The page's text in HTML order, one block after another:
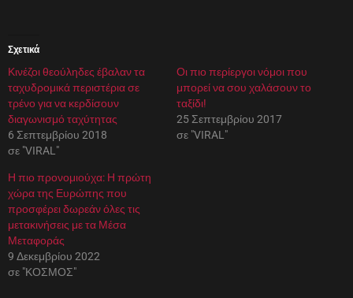
α
κ
ι
ν
ο
π
ο
ί
η
σ
η
τ
ο
T
w
i
t
t
e
r
(
Α
α
κ
ο
ι
ν
ο
π
σ
η
σ
τ
ο
F
e
b
Σχετικά
Κινέζοι θεούληδες έβαλαν τα
ταχυδρομικά περιστέρια σε
τρένο για να κερδίσουν
διαγωνισμό ταχύτητας
6 Σεπτεμβρίου 2018
σε "VIRAL"
Οι πιο περίεργοι νόμοι που
μπορεί να σου χαλάσουν το
ταξίδι!
25 Σεπτεμβρίου 2017
σε "VIRAL"
Η πιο προνομιούχα: Η πρώτη
χώρα της Ευρώπης που
προσφέρει δωρεάν όλες τις
μετακινήσεις με τα Μέσα
Μεταφοράς
9 Δεκεμβρίου 2022
σε "ΚΟΣΜΟΣ"